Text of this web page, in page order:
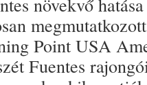
Point USA
Fuentes